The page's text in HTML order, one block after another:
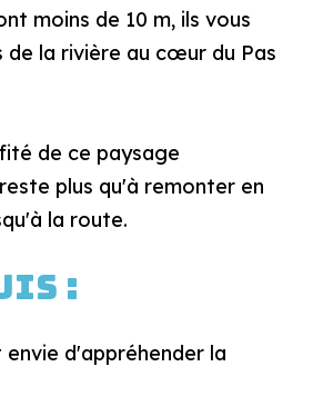
moins de 10 m, ils vous
de la rivière au cœur du Pas
de ce paysage
plus qu'à remonter en
la route.
:
d'appréhender la